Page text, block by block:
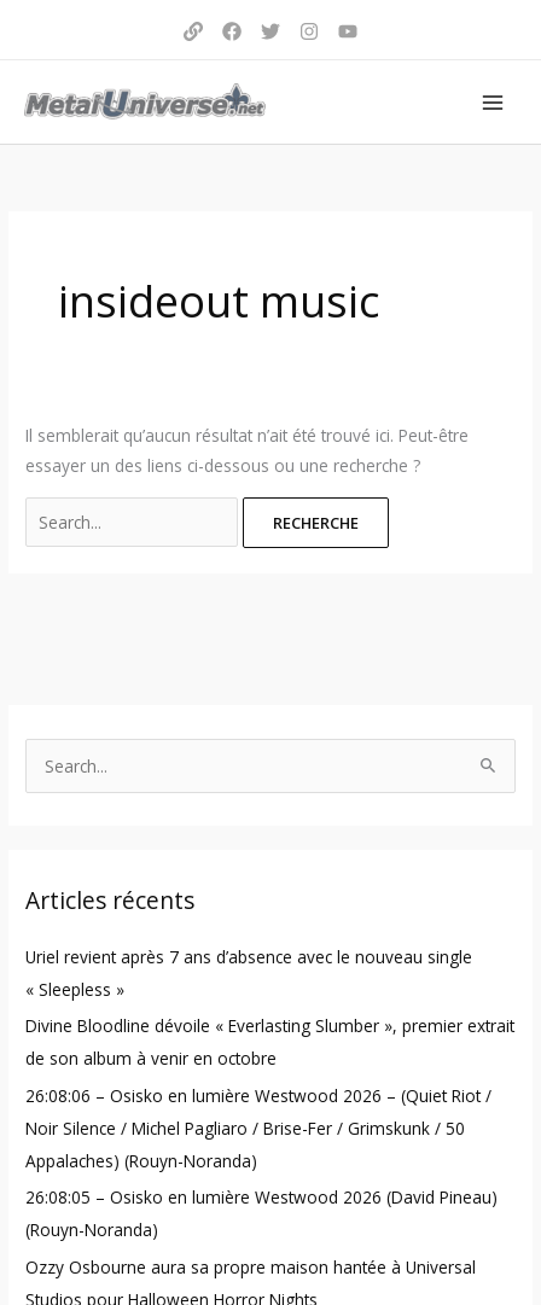
insideout music
Il semblerait qu’aucun résultat n’ait été trouvé ici. Peut-être
essayer un des liens ci-dessous ou une recherche ?
c
f
o
r
:
Articles récents
Uriel revient après 7 ans d’absence avec le nouveau single
« Sleepless »
Divine Bloodline dévoile « Everlasting Slumber », premier extrait
de son album à venir en octobre
26:08:06 – Osisko en lumière Westwood 2026 – (Quiet Riot /
Noir Silence / Michel Pagliaro / Brise-Fer / Grimskunk / 50
Appalaches) (Rouyn-Noranda)
26:08:05 – Osisko en lumière Westwood 2026 (David Pineau)
(Rouyn-Noranda)
Ozzy Osbourne aura sa propre maison hantée à Universal
Studios pour Halloween Horror Nights